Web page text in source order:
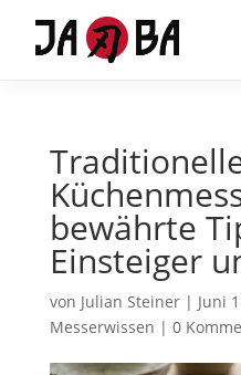
bewährte
Einsteiger
von Julian Steiner| Juni
Messerwissen | 0